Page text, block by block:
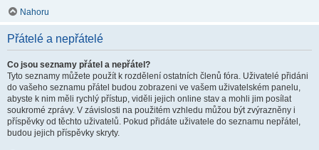
Nahoru
Přátelé a nepřátelé
Co jsou seznamy přátel a nepřátel?
Tyto seznamy můžete použít k rozdělení ostatních členů fóra. Uživatelé přidáni
do vašeho seznamu přátel budou zobrazeni ve vašem uživatelském panelu,
abyste k nim měli rychlý přístup, viděli jejich online stav a mohli jim posílat
soukromé zprávy. V závislosti na použitém vzhledu můžou být zvýrazněny i
příspěvky od těchto uživatelů. Pokud přidáte uživatele do seznamu nepřátel,
budou jejich příspěvky skryty.